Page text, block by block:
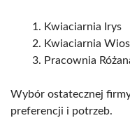
Kwiaciarnia Irys
Kwiaciarnia
Pracownia
Wybór ostatecznej
preferencji i potrzeb.